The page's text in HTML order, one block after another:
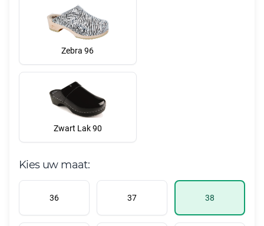
Zebra 96
Zwart Lak 90
Kies uw maat:
36 37 38